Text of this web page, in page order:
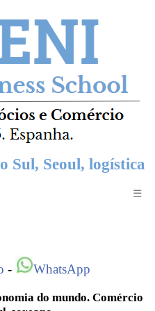
Sul, Seoul, logística
☰
- WhatsApp
do mundo. Comércio